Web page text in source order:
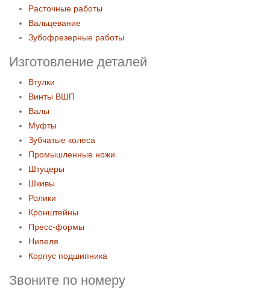
Расточные работы
Вальцевание
Зубофрезерные работы
Изготовление деталей
Втулки
Винты ВШП
Валы
Муфты
Зубчатые колеса
Промышленные ножи
Штуцеры
Шкивы
Ролики
Кронштейны
Пресс-формы
Нипеля
Корпус подшипника
Звоните по номеру